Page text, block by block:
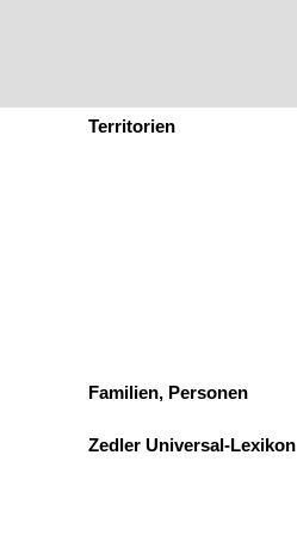
Territorien
Familien, Personen
Zedler Universal-Lexikon